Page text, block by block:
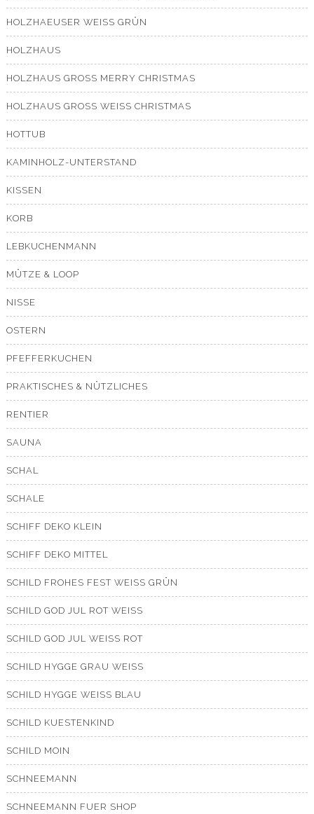
HOLZHAEUSER WEISS GRÜN
HOLZHAUS
HOLZHAUS GROSS MERRY CHRISTMAS
HOLZHAUS GROSS WEISS CHRISTMAS
HOTTUB
KAMINHOLZ-UNTERSTAND
KISSEN
KORB
LEBKUCHENMANN
MÜTZE & LOOP
NISSE
OSTERN
PFEFFERKUCHEN
PRAKTISCHES & NÜTZLICHES
RENTIER
SAUNA
SCHAL
SCHALE
SCHIFF DEKO KLEIN
SCHIFF DEKO MITTEL
SCHILD FROHES FEST WEISS GRÜN
SCHILD GOD JUL ROT WEISS
SCHILD GOD JUL WEISS ROT
SCHILD HYGGE GRAU WEISS
SCHILD HYGGE WEISS BLAU
SCHILD KUESTENKIND
SCHILD MOIN
SCHNEEMANN
SCHNEEMANN FUER SHOP